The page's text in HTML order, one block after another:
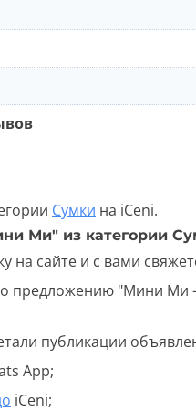
Сумки на iCeni.
Ми" из категории
на сайте и с вами
предложению "Мини Ми -
публикации
App;
iCeni;